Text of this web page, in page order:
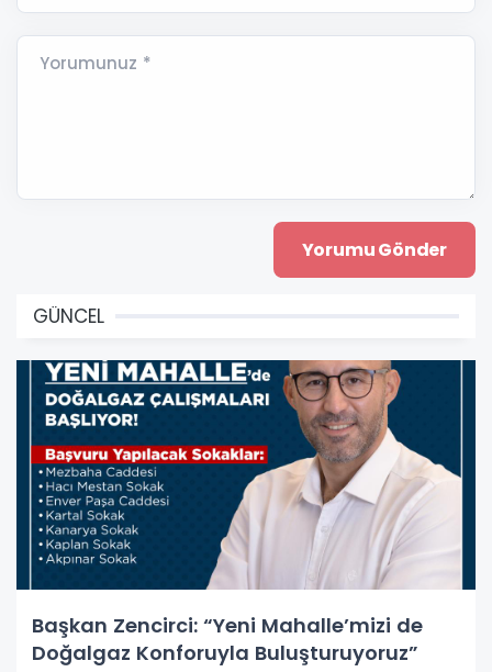
Yorumunuz *
GÜNCEL
Başkan Zencirci: “Yeni Mahalle’mizi de
Doğalgaz Konforuyla Buluşturuyoruz”